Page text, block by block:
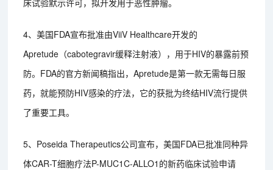
4、美国FDA宣布批准由ViiV Healthcare开发的
Apretude（cabotegravir缓释注射液），用于HIV的暴露前预
防。FDA的官方新闻稿指出，Apretude是第一款无需每日服
药，就能预防HIV感染的疗法，它的获批为终结HIV流行提供
了重要工具。
5、Poseida Therapeutics公司宣布，美国FDA已批准同种异
体CAR-T细胞疗法P-MUC1C-ALLO1的新药临床试验申请